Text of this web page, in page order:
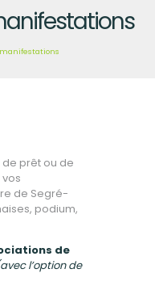
de prêt ou de
de Segré-
podium,
de
l’option de